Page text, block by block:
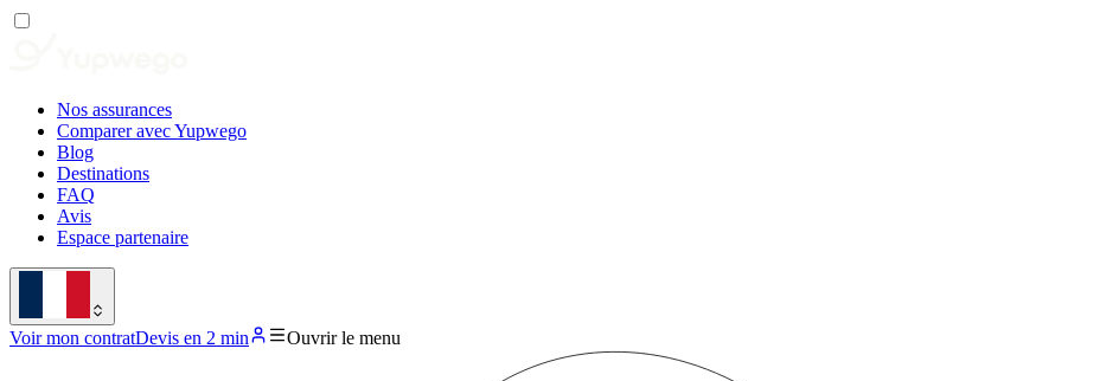
Nos assurances
Comparer avec Yupwego
Blog
Destinations
FAQ
Avis
Espace partenaire
Voir mon contratDevis en 2 min Ouvrir le menu